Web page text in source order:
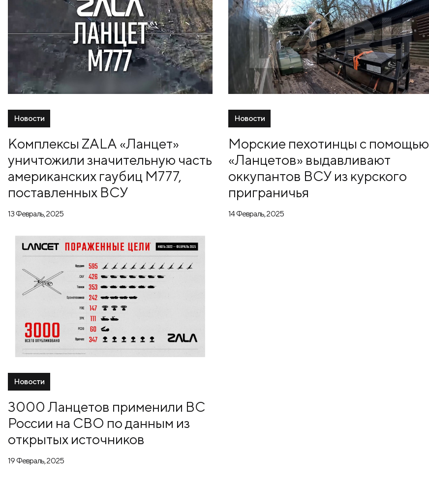
Новости
Комплексы ZALA «Ланцет»
уничтожили значительную часть
американских гаубиц М777,
поставленных ВСУ
13 Февраль, 2025
Новости
Морские пехотинцы с помощью
«Ланцетов» выдавливают
оккупантов ВСУ из курского
приграничья
14 Февраль, 2025
Новости
3000 Ланцетов применили ВС
России на СВО по данным из
открытых источников
19 Февраль, 2025